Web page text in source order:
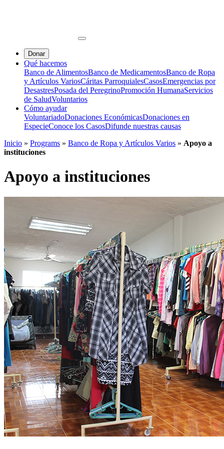
Donar
Qué hacemos
Banco de AlimentosBanco de MedicamentosBanco de Ropa
y Artículos VariosCáritas ParroquialesCasosEmergencias por
DesastresPosada del PeregrinoPromoción HumanaServicios
de SaludVoluntarios
Cómo ayudar
VoluntariadoDonaciones EconómicasDonaciones en
EspecieConoce los CasosDifunde nuestras causas
Inicio » Programs » Banco de Ropa y Artículos Varios » Apoyo a
instituciones
Apoyo a instituciones